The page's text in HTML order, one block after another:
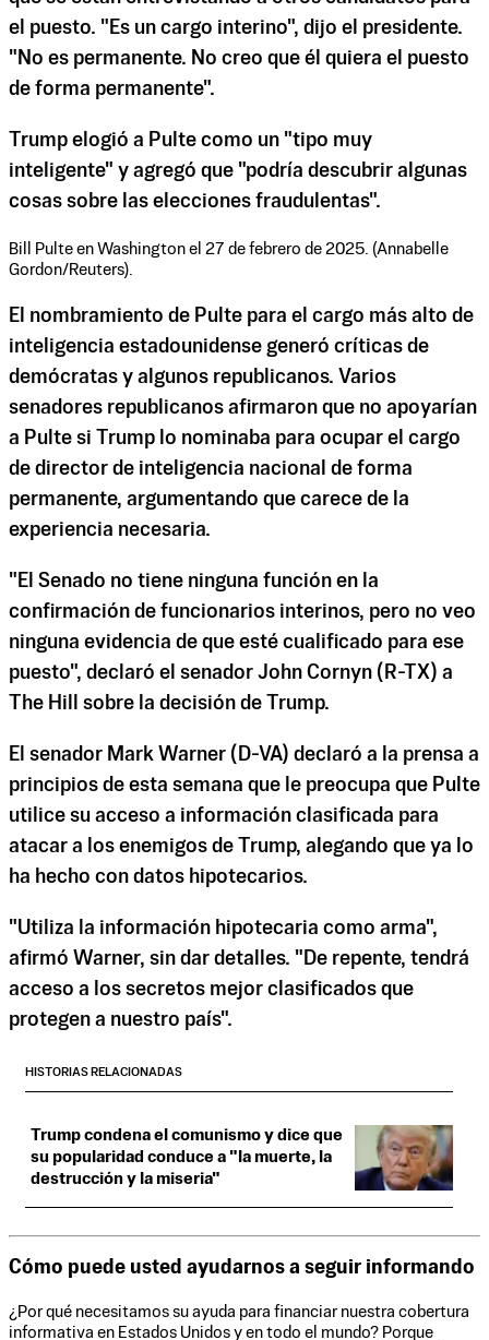
el puesto. "Es un cargo interino", dijo el presidente.
"No es permanente. No creo que él quiera el puesto
de forma permanente".
Trump elogió a Pulte como un "tipo muy
inteligente" y agregó que "podría descubrir algunas
cosas sobre las elecciones fraudulentas".
Bill Pulte en Washington el 27 de febrero de 2025. (Annabelle
Gordon/Reuters).
El nombramiento de Pulte para el cargo más alto de
inteligencia estadounidense generó críticas de
demócratas y algunos republicanos. Varios
senadores republicanos afirmaron que no apoyarían
a Pulte si Trump lo nominaba para ocupar el cargo
de director de inteligencia nacional de forma
permanente, argumentando que carece de la
experiencia necesaria.
"El Senado no tiene ninguna función en la
confirmación de funcionarios interinos, pero no veo
ninguna evidencia de que esté cualificado para ese
puesto", declaró el senador John Cornyn (R-TX) a
The Hill sobre la decisión de Trump.
El senador Mark Warner (D-VA) declaró a la prensa a
principios de esta semana que le preocupa que Pulte
utilice su acceso a información clasificada para
atacar a los enemigos de Trump, alegando que ya lo
ha hecho con datos hipotecarios.
"Utiliza la información hipotecaria como arma",
afirmó Warner, sin dar detalles. "De repente, tendrá
acceso a los secretos mejor clasificados que
protegen a nuestro país".
HISTORIAS RELACIONADAS
Trump condena el comunismo y dice que
su popularidad conduce a "la muerte, la
destrucción y la miseria"
Cómo puede usted ayudarnos a seguir informando
¿Por qué necesitamos su ayuda para financiar nuestra cobertura
informativa en Estados Unidos y en todo el mundo? Porque